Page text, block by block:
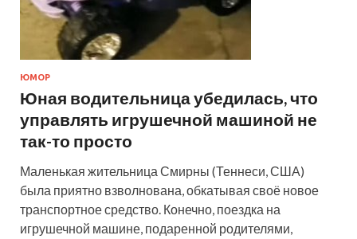
ЮМОР
Юная водительница убедилась, что
управлять игрушечной машиной не
так-то просто
Маленькая жительница Смирны (Теннеси, США)
была приятно взволнована, обкатывая своё новое
транспортное средство. Конечно, поездка на
игрушечной машине, подаренной родителями,